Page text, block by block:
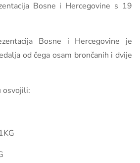
Bosne i Hercegovine s 19
Bosne i Hercegovine je
od čega osam brončanih i dvije
osvojili: